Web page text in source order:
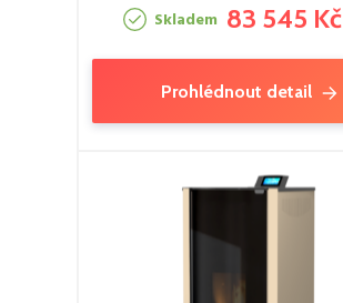
Skladem 83 545 Kč
Prohlédnout detail